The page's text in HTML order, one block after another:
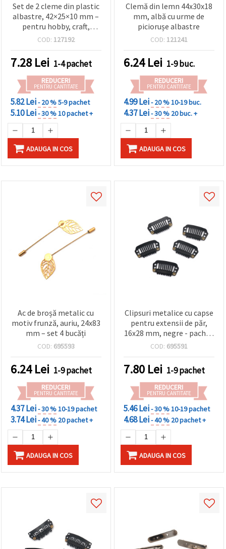
Set de 2 cleme din plastic
albastre, 42×25×10 mm –
pentru hobby, craft,
scrapbooking, cusut și
COD: 127192
7.28 Lei 1-4 pachet
REDUCERI
PENTRU CANTITATE
5.82 Lei- 20 %5-9 pachet
5.10 Lei- 30 %10 pachet +
ADAUGA IN COS
Clemă din lemn 44x30x18
mm, albă cu urme de
piciorușe albastre
COD: 121241
6.24Lei 1-9 buc.
REDUCERI
PENTRU CANTITATE
4.99 Lei- 20 %10-19 buc.
4.37 Lei- 30 % 20 buc. +
ADAUGA IN COS
Ac de broșă metalic cu
motiv frunză, auriu, 24x83
mm – set 4 bucăți
COD: 695593
6.24Lei 1-9 pachet
REDUCERI
PENTRU CANTITATE
4.37 Lei- 30 %10-19 pachet
3.74 Lei- 40 % 20 pachet +
ADAUGA IN COS
Clipsuri metalice cu capse
pentru extensii de păr,
16x28 mm, negre - pachet
de 10
COD: 695591
7.80 Lei 1-9 pachet
REDUCERI
PENTRU CANTITATE
5.46 Lei- 30 %10-19 pachet
4.68 Lei- 40 % 20 pachet +
ADAUGA IN COS